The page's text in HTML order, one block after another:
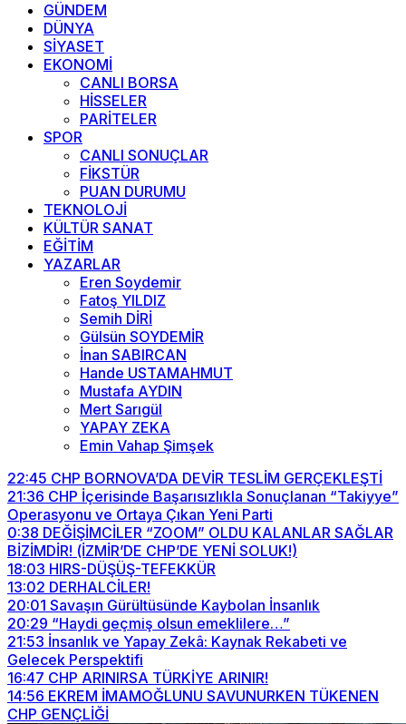
GÜNDEM
DÜNYA
SİYASET
EKONOMİ
CANLI BORSA
HİSSELER
PARİTELER
SPOR
CANLI SONUÇLAR
FİKSTÜR
PUAN DURUMU
TEKNOLOJİ
KÜLTÜR SANAT
EĞİTİM
YAZARLAR
Eren Soydemir
Fatoş YILDIZ
Semih DİRİ
Gülsün SOYDEMİR
İnan SABIRCAN
Hande USTAMAHMUT
Mustafa AYDIN
Mert Sarıgül
YAPAY ZEKA
Emin Vahap Şimşek
22:45 CHP BORNOVA’DA DEVİR TESLİM GERÇEKLEŞTİ
21:36 CHP İçerisinde Başarısızlıkla Sonuçlanan “Takiyye”
Operasyonu ve Ortaya Çıkan Yeni Parti
0:38 DEĞİŞİMCİLER “ZOOM” OLDU KALANLAR SAĞLAR
BİZİMDİR! (İZMİR’DE CHP’DE YENİ SOLUK!)
18:03 HIRS-DÜŞÜŞ-TEFEKKÜR
13:02 DERHALCİLER!
20:01 Savaşın Gürültüsünde Kaybolan İnsanlık
20:29 “Haydi geçmiş olsun emeklilere…”
21:53 İnsanlık ve Yapay Zekâ: Kaynak Rekabeti ve
Gelecek Perspektifi
16:47 CHP ARINIRSA TÜRKİYE ARINIR!
14:56 EKREM İMAMOĞLUNU SAVUNURKEN TÜKENEN
CHP GENÇLİĞİ